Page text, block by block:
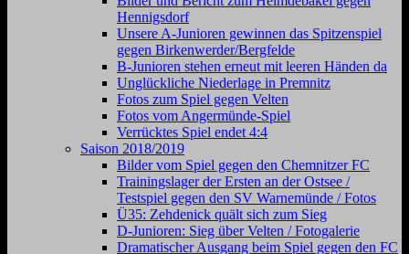
Hennigsdorf
Unsere A-Junioren gewinnen das Spitzenspiel
gegen Birkenwerder/Bergfelde
B-Junioren stehen erneut mit leeren Händen da
Unglückliche Niederlage in Premnitz
Fotos zum Spiel gegen Velten
Fotos vom Angermünde-Spiel
Verrücktes Spiel endet 4:4
Saison 2018/2019
Bilder vom Spiel gegen den Chemnitzer FC
Trainingslager der Ersten an der Ostsee /
Testspiel gegen den SV Warnemünde / Fotos
Ü35: Zehdenick quält sich zum Sieg
D-Junioren: Sieg über Velten / Fotogalerie
Dramatischer Ausgang beim Spiel gegen den FC